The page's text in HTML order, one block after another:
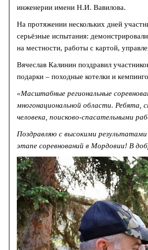
инженерии имени Н.И. Вавилова.
На протяжении нескольких дней
серьёзные испытания:
на местности, работы с картой,
Вячеслав Калинин поздравил
подарки – походные котелки и
«Масштабные региональные
многонациональной области. Ребята,
человека, поисково-спасательными
Поздравляю с высокими
этапе соревнований в Мордовии! В